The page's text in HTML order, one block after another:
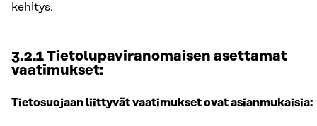
kehitys.
3.2.1 Tietolupaviranomaisen asettamat
vaatimukset:
Tietosuojaan liittyvät vaatimukset ovat asianmukaisia: